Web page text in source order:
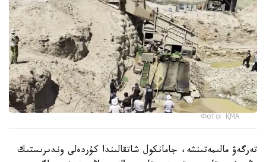
Фото: ҚМА
تەرگەۋ مالىمەتىنشە، جامانكول شاتقالىندا كۇردەلى وندىرىستىك